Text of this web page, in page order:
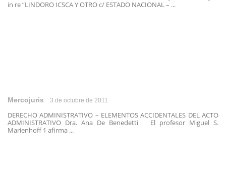
in re “LINDORO ICSCA Y OTRO c/ ESTADO NACIONAL – ...
Mercojuris 3 de octubre de 2011
DERECHO ADMINISTRATIVO – ELEMENTOS ACCIDENTALES DEL ACTO
ADMINISTRATIVO Dra. Ana De Benedetti El profesor Miguel S.
Marienhoff 1 afirma ...